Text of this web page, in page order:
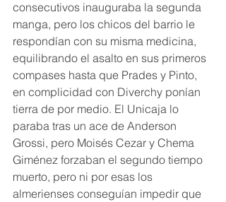
consecutivos inauguraba la segunda
manga, pero los chicos del barrio le
respondían con su misma medicina,
equilibrando el asalto en sus primeros
compases hasta que Prades y Pinto,
en complicidad con Diverchy ponían
tierra de por medio. El Unicaja lo
paraba tras un ace de Anderson
Grossi, pero Moisés Cezar y Chema
Giménez forzaban el segundo tiempo
muerto, pero ni por esas los
almerienses conseguían impedir que